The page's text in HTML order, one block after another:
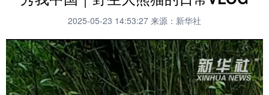
财经 网评
台湾 思客智库 全球连线 教育
科技 科创 量子 体育
2025-05-23 14:53:27 来源：新华社